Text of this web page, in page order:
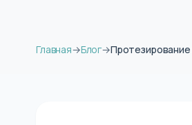
Главная→Блог→Протезирование